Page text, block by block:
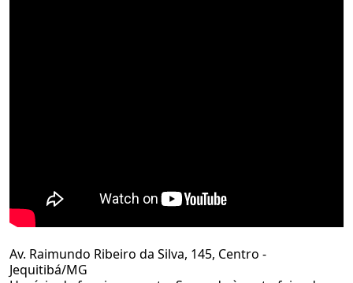
Av. Raimundo Ribeiro da Silva, 145, Centro -
Jequitibá/MG